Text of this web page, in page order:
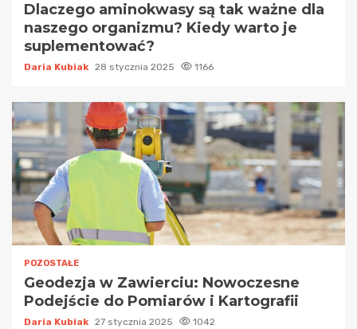
Dlaczego aminokwasy są tak ważne dla
naszego organizmu? Kiedy warto je
suplementować?
Daria Kubiak 28 stycznia 2025 1166
POZOSTAŁE
Geodezja w Zawierciu: Nowoczesne
Podejście do Pomiarów i Kartografii
Daria Kubiak 27 stycznia 2025 1042